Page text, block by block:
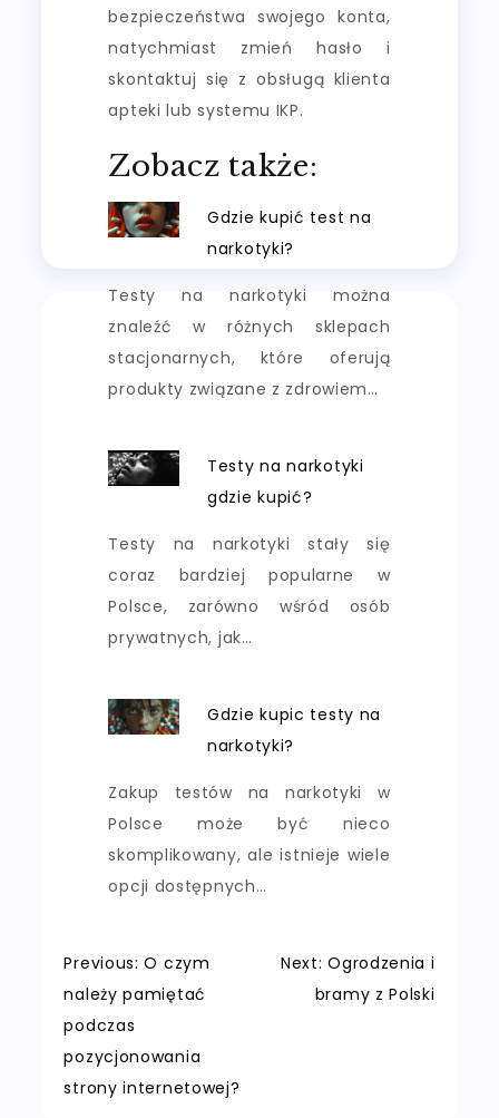
bezpieczeństwa swojego konta,
natychmiast zmień hasło i
skontaktuj się z obsługą klienta
apteki lub systemu IKP.
Zobacz także:
Gdzie kupić test na
narkotyki?
Testy na narkotyki można
znaleźć w różnych sklepach
stacjonarnych, które oferują
produkty związane z zdrowiem…
Testy na narkotyki
gdzie kupić?
Testy na narkotyki stały się
coraz bardziej popularne w
Polsce, zarówno wśród osób
prywatnych, jak…
Gdzie kupic testy na
narkotyki?
Zakup testów na narkotyki w
Polsce może być nieco
skomplikowany, ale istnieje wiele
opcji dostępnych…
Nawigacja
wpisu
Previous: O czym
należy pamiętać
podczas
pozycjonowania
strony internetowej?
Next: Ogrodzenia i
bramy z Polski